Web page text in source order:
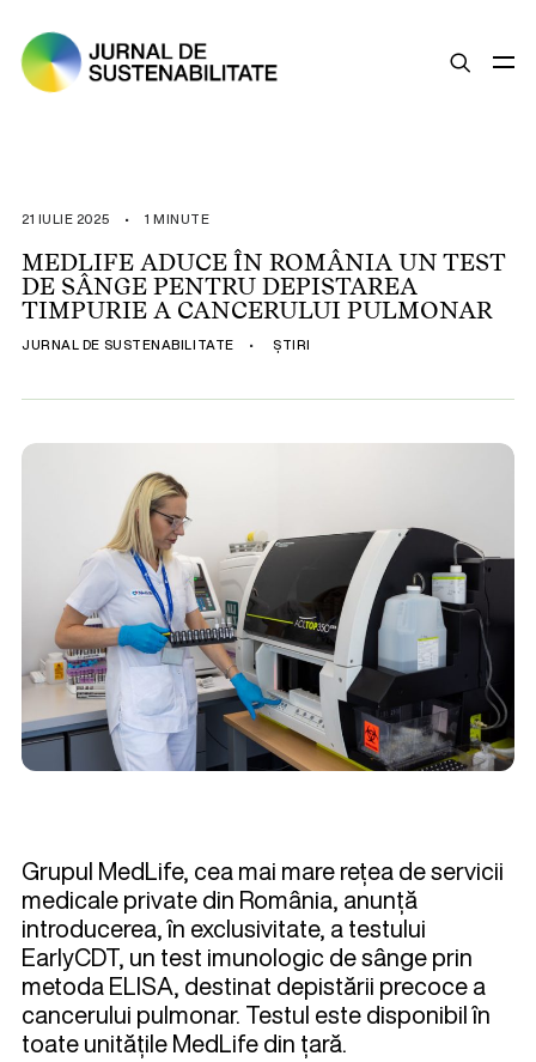
ȘTIRI
OPINII
ESG
COMPANII SUSTENABILE
21 IULIE 2025 • 1 MINUTE
MEDLIFE ADUCE ÎN ROMÂNIA UN TEST
DE SÂNGE PENTRU DEPISTAREA
TIMPURIE A CANCERULUI PULMONAR
JURNAL DE SUSTENABILITATE • ȘTIRI
Grupul MedLife, cea mai mare rețea de servicii
medicale private din România, anunță
introducerea, în exclusivitate, a testului
EarlyCDT, un test imunologic de sânge prin
metoda ELISA, destinat depistării precoce a
cancerului pulmonar. Testul este disponibil în
toate unitățile MedLife din țară.